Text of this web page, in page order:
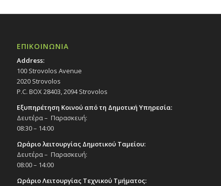
ΕΠΙΚΟΙΝΩΝΙΑ
Address:
100 Strovolos Avenue
2020 Strovolos
P.C. BOX 28403, 2094 Strovolos
Εξυπηρέτηση Κοινού από τη Δημοτική Υπηρεσία:
Δευτέρα – Παρασκευή:
08:30 – 14:00
Ωράριο λειτουργίας Δημοτικού Ταμείου:
Δευτέρα – Παρασκευή:
08:00 – 14:00
Ωράριο Λειτουργίας Τεχνικού Τμήματος: